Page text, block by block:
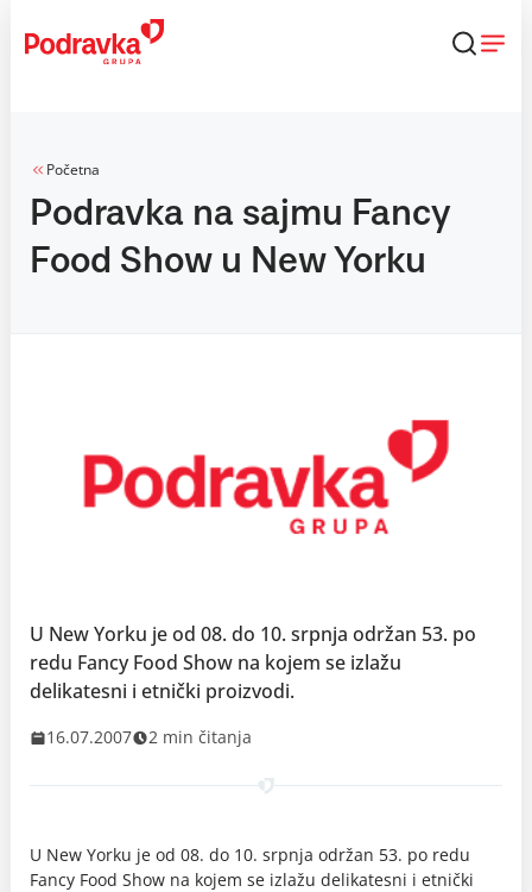
content
Početna
Podravka na sajmu Fancy
Food Show u New Yorku
U New Yorku je od 08. do 10. srpnja održan 53. po
redu Fancy Food Show na kojem se izlažu
delikatesni i etnički proizvodi.
16.07.2007 2 min čitanja
U New Yorku je od 08. do 10. srpnja održan 53. po redu
Fancy Food Show na kojem se izlažu delikatesni i etnički